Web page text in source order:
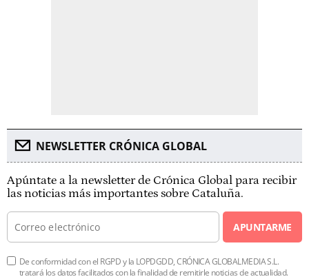
NEWSLETTER CRÓNICA GLOBAL
Apúntate a la newsletter de Crónica Global para recibir
las noticias más importantes sobre Cataluña.
APUNTARME
De conformidad con el RGPD y la LOPDGDD, CRÓNICA GLOBALMEDIA S.L.
tratará los datos facilitados con la finalidad de remitirle noticias de actualidad.